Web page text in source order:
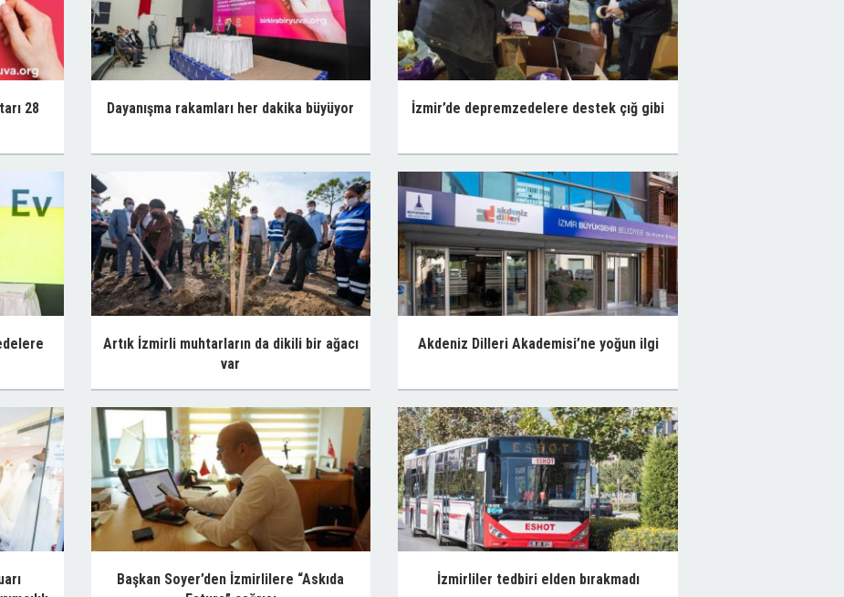
28
Dayanışma rakamları her dakika büyüyor İzmir’de depremzedelere destek çığ gibi
Artık İzmirli muhtarların da dikili bir ağacı
var
Akdeniz Dilleri Akademisi’ne yoğun ilgi
Başkan Soyer’den İzmirlilere “Askıda
İzmirliler tedbiri elden bırakmadı